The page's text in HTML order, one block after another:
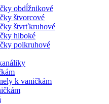
obdĺžnikové
štvorcové
štvrťkruhové
hlboké
polkruhové
k vaničkám